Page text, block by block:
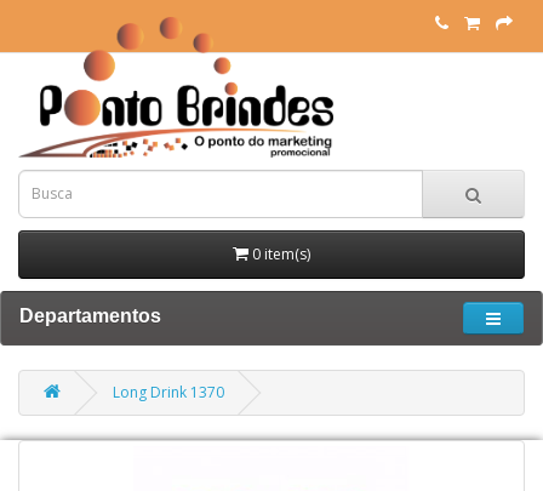
0 item(s)
Departamentos
Long Drink 1370